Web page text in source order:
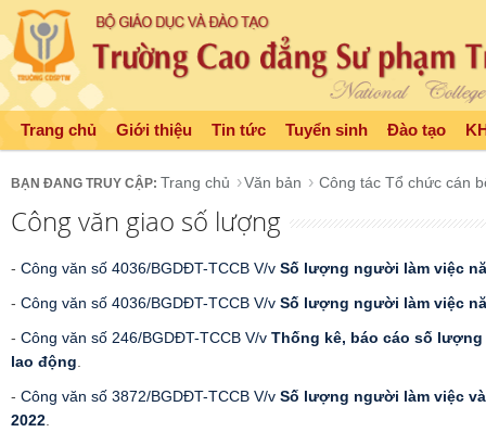
Trang chủ Giới thiệu Tin tức Tuyển sinh Đào tạo
Trang chủ Văn bản Công tác Tổ chức cán
Công văn giao số lượng
- Công văn số 4036/BGDĐT-TCCB V/v Số lượng người làm việc
- Công văn số 4036/BGDĐT-TCCB V/v Số lượng người làm việc
- Công văn số 246/BGDĐT-TCCB V/v Thống kê, báo cáo số
lao động
- Công văn số 3872/BGDĐT-TCCB V/v Số lượng người làm việc
2022